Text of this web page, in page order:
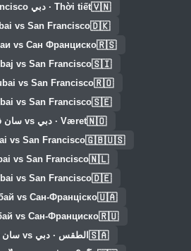
🇻🇳Thời tiết · دبي vs San Francisco
🇩🇰
vs San Francisco
🇷🇸
vs Сан Франциско
🇸🇮
vs San Francisco
🇷🇴
vs San Francisco
🇸🇪
vs San Francisco
🇳🇴Været · دبي vs سان فرانسيسكو
🇬🇧🇺🇸
vs San Francisco
🇳🇱
vs San Francisco
🇩🇪
vs San Francisco
🇺🇦
vs Сан-Франціско
🇷🇺
vs Сан-Франциско
🇸🇦 الطقس · دبي vs سان فرانسيسكو